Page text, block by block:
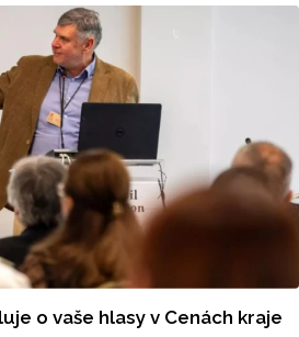
pohádky i dobové tance.
až do noci série ohňových
o vaše hlasy v Cenách kraje